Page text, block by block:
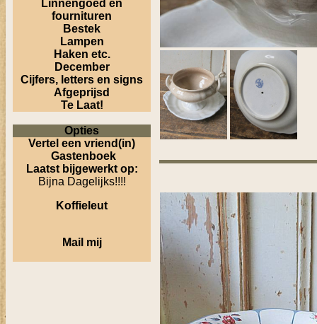
Linnengoed en
fournituren
Bestek
Lampen
Haken etc.
December
Cijfers, letters en signs
Afgeprijsd
Te Laat!
Opties
Vertel een vriend(in)
Gastenboek
Laatst bijgewerkt op:
Bijna Dagelijks!!!!
Koffieleut
Mail mij